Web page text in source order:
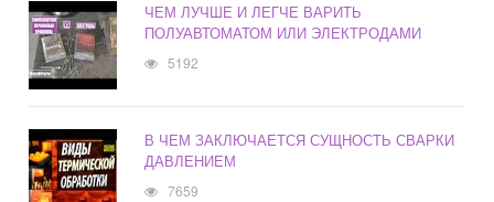
ЧЕМ ЛУЧШЕ И ЛЕГЧЕ ВАРИТЬ
ПОЛУАВТОМАТОМ ИЛИ ЭЛЕКТРОДАМИ
5192
В ЧЕМ ЗАКЛЮЧАЕТСЯ СУЩНОСТЬ СВАРКИ
ДАВЛЕНИЕМ
7659